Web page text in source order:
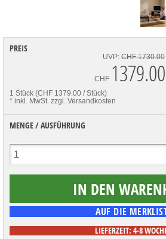
PREIS
UVP: CHF 1730.00
CHF 1379.00
1 Stück (CHF 1379.00 / Stück)
* inkl. MwSt. zzgl. Versandkosten
MENGE / AUSFÜHRUNG
LIEFERZEIT: 4-8